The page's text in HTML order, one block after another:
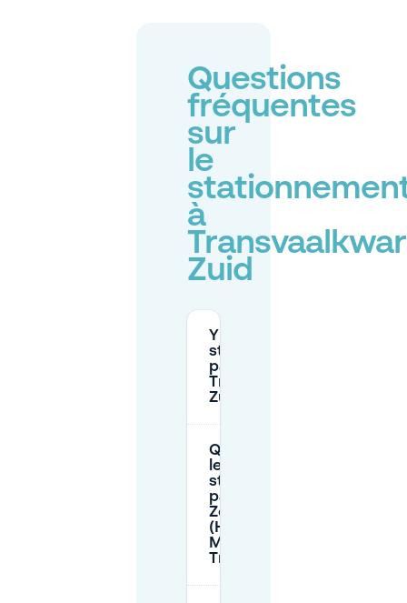
Questions
fréquentes
sur
le
à
Zuid
Y a-t-il un
stationnement
payant à
Transvaalkwartier-
Zuid (La Haye)?
Quelles sont
les heures de
stationnement
payant pour la
Zone 32
(Haagse
Markt e.o. /
Transvaal)?